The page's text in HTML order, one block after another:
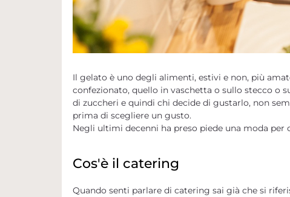
Il gelato è uno degli alimenti, estivi e non, più
confezionato, quello in vaschetta o sullo stecco o
di zuccheri e quindi chi decide di gustarlo, non
prima di scegliere un gusto.
Negli ultimi decenni ha preso piede una moda per
Cos'è il catering
Quando senti parlare di catering sai già che si